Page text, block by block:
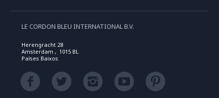
LE CORDON BLEU INTERNATIONAL B.V.
Herengracht 28
Amsterdam , 1015 BL
Países Baixos